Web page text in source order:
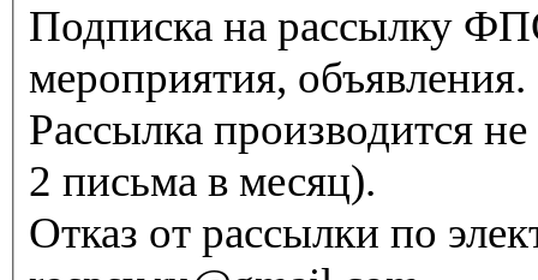
Подписка на рассылку
мероприятия, объявления.
Рассылка производится
2 письма в месяц).
Отказ от рассылки по